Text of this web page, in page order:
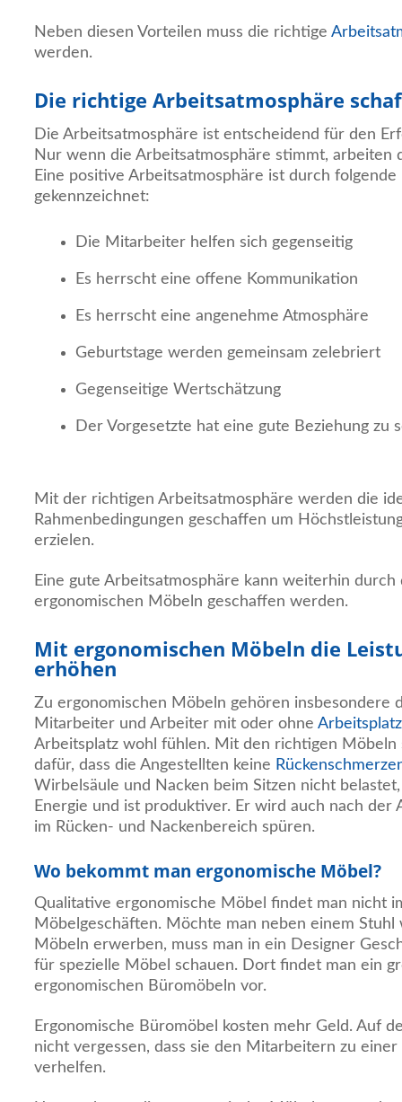
Neben diesen Vorteilen muss die richtige
werden.
Die richtige Arbeitsatmosphäre
Die Arbeitsatmosphäre ist entscheidend für den
Nur wenn die Arbeitsatmosphäre stimmt,
Eine positive Arbeitsatmosphäre ist durch folgende
gekennzeichnet:
Die Mitarbeiter helfen sich gegenseitig
Es herrscht eine offene Kommunikation
Es herrscht eine angenehme Atmosphäre
Geburtstage werden gemeinsam zelebriert
Gegenseitige Wertschätzung
Der Vorgesetzte hat eine gute Beziehung zu
Mit der richtigen Arbeitsatmosphäre werden die
Rahmenbedingungen geschaffen um
erzielen.
Eine gute Arbeitsatmosphäre kann weiterhin durch
ergonomischen Möbeln geschaffen werden.
Mit ergonomischen Möbeln die
erhöhen
Zu ergonomischen Möbeln gehören insbesondere
Mitarbeiter und Arbeiter mit oder ohne
Arbeitsplatz wohl fühlen. Mit den richtigen Möbeln
dafür, dass die Angestellten keine
Wirbelsäule und Nacken beim Sitzen nicht
Energie und ist produktiver. Er wird auch nach der
im Rücken- und Nackenbereich spüren.
Wo bekommt man ergonomische Möbel?
Qualitative ergonomische Möbel findet man nicht
Möbelgeschäften. Möchte man neben einem
Möbeln erwerben, muss man in ein Designer
für spezielle Möbel schauen. Dort findet man ein
ergonomischen Büromöbeln vor.
Ergonomische Büromöbel kosten mehr Geld. Auf
nicht vergessen, dass sie den Mitarbeitern zu
verhelfen.